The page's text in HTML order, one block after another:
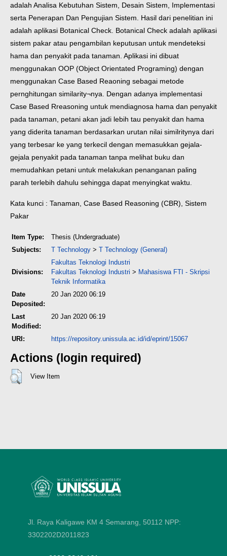
adalah Analisa Kebutuhan Sistem, Desain Sistem, Implementasi
serta Penerapan Dan Pengujian Sistem. Hasil dari penelitian ini
adalah aplikasi Botanical Check. Botanical Check adalah aplikasi
sistem pakar atau pengambilan keputusan untuk mendeteksi
hama dan penyakit pada tanaman. Aplikasi ini dibuat
menggunakan OOP (Object Orientated Programing) dengan
menggunakan Case Based Reaoning sebagai metode
pernghitungan similarity¬nya. Dengan adanya implementasi
Case Based Rreasoning untuk mendiagnosa hama dan penyakit
pada tanaman, petani akan jadi lebih tau penyakit dan hama
yang diderita tanaman berdasarkan urutan nilai similritynya dari
yang terbesar ke yang terkecil dengan memasukkan gejala-
gejala penyakit pada tanaman tanpa melihat buku dan
memudahkan petani untuk melakukan penanganan paling
parah terlebih dahulu sehingga dapat menyingkat waktu.
Kata kunci : Tanaman, Case Based Reasoning (CBR), Sistem
Pakar
Item Type:
Thesis (Undergraduate)
Subjects:
T Technology > T Technology (General)
Divisions:
Fakultas Teknologi Industri
Fakultas Teknologi Industri > Mahasiswa FTI - Skripsi
Teknik Informatika
Date
Deposited:
20 Jan 2020 06:19
Last
Modified:
20 Jan 2020 06:19
URI: https://repository.unissula.ac.id/id/eprint/15067
Actions (login required)
View Item
Jl. Raya Kaligawe KM 4 Semarang, 50112 NPP:
3302202D2011823